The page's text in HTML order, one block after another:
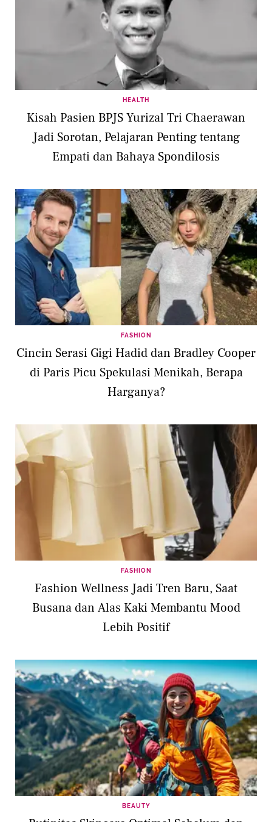
HEALTH
Kisah Pasien BPJS Yurizal Tri Chaerawan
Jadi Sorotan, Pelajaran Penting tentang
Empati dan Bahaya Spondilosis
FASHION
Cincin Serasi Gigi Hadid dan Bradley Cooper
di Paris Picu Spekulasi Menikah, Berapa
Harganya?
FASHION
Fashion Wellness Jadi Tren Baru, Saat
Busana dan Alas Kaki Membantu Mood
Lebih Positif
BEAUTY